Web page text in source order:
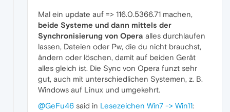
Mal ein update auf => 116.0.5366.71 machen,
beide Systeme und dann mittels der
Synchronisierung von Opera alles durchlaufen
lassen, Dateien oder Pw, die du nicht brauchst,
ändern oder löschen, damit auf beiden Gerät
alles gleich ist. Die Sync von Opera funzt sehr
gut, auch mit unterschiedlichen Systemen, z. B.
Windows auf Linux und umgekehrt.
@GeFu46 said in Lesezeichen Win7 -> Win11: